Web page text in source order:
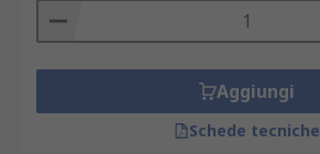
Aggiungi
Schede tecniche